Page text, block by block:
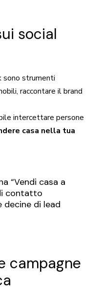
social
sono strumenti
raccontare il brand
intercettare persone
casa nella tua
“Vendi casa a
contatto
di lead
campagne